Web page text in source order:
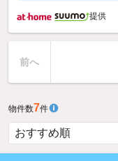
提供
前へ
物件数7件